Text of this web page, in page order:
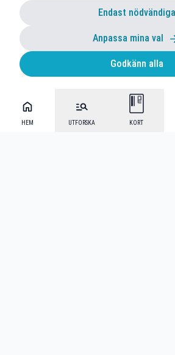
HEM UTFORSKA KORT
Endast nödvändiga
Anpassa mina val
Godkänn alla